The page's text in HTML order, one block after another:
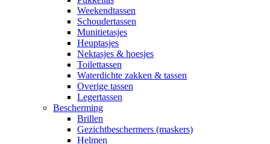
Weekendtassen
Schoudertassen
Munitietasjes
Heuptasjes
Nektasjes & hoesjes
Toilettassen
Waterdichte zakken & tassen
Overige tassen
Legertassen
Bescherming
Brillen
Gezichtbeschermers (maskers)
Helmen